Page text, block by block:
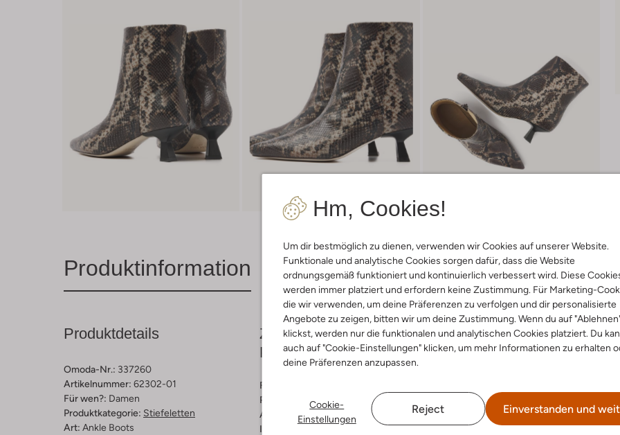
Hm, Cookies!
Um dir bestmöglich zu dienen, verwenden wir Cookies auf unserer Website.
Funktionale und analytische Cookies sorgen dafür, dass die Website
ordnungsgemäß funktioniert und kontinuierlich verbessert wird. Diese
werden immer platziert und erfordern keine Zustimmung. Für Marketing-
die wir verwenden, um deine Präferenzen zu verfolgen und dir personalisierte
Angebote zu zeigen, bitten wir um deine Zustimmung. Wenn du auf
klickst, werden nur die funktionalen und analytischen Cookies platziert. Du
auch auf "Cookie-Einstellungen" klicken, um mehr Informationen zu erhalten
deine Präferenzen anzupassen.
Cookie-
Einstellungen
Reject Einverstanden und
Produktinformation Lieferung & Rückgabe
Produktdetails
Omoda-Nr.: 337260
Artikelnummer: 62302-01
Für wen?: Damen
Produktkategorie: Stiefeletten
Art: Ankle Boots
Zusammensetzung &
Passform
Farbe :
Print:
Schlangenmuster
Außenmaterial:Raffia
Innenmaterial: